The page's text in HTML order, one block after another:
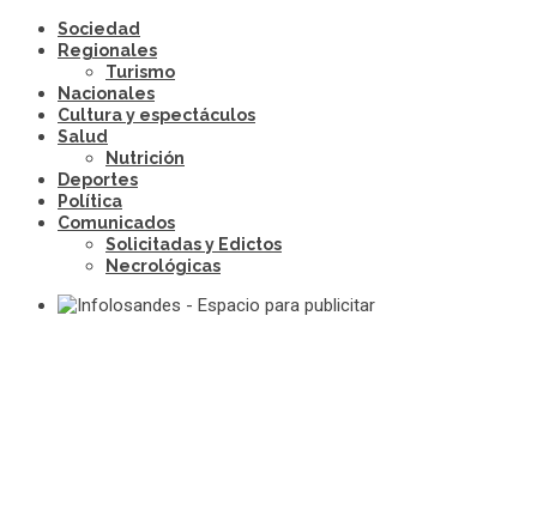
Sociedad
Regionales
Turismo
Nacionales
Cultura y espectáculos
Salud
Nutrición
Deportes
Política
Comunicados
Solicitadas y Edictos
Necrológicas